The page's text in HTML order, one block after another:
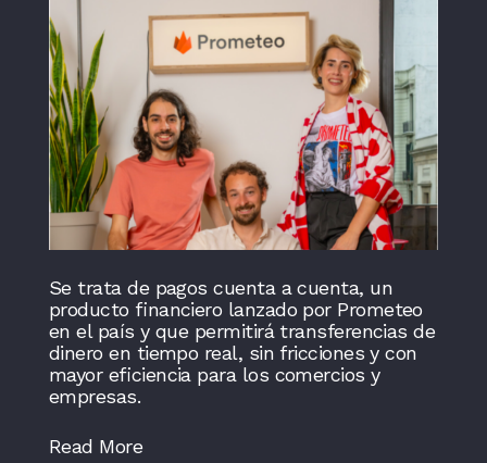
Se trata de pagos cuenta a cuenta, un
producto financiero lanzado por Prometeo
en el país y que permitirá transferencias de
dinero en tiempo real, sin fricciones y con
mayor eficiencia para los comercios y
empresas.
Read More